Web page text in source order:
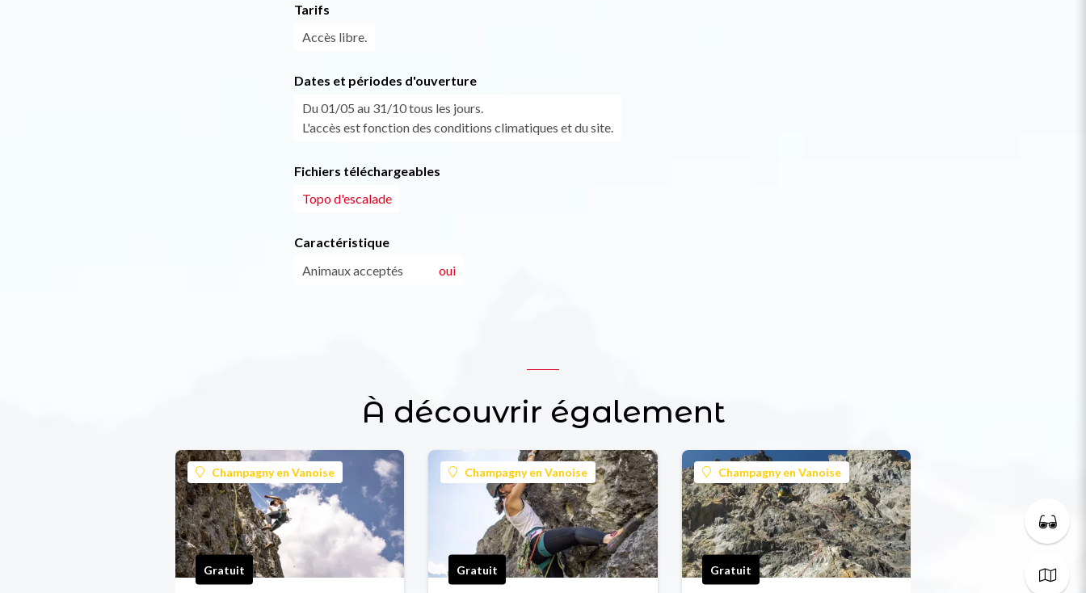
Tarifs
Accès libre.
Dates et périodes d'ouverture
Du 01/05 au 31/10 tous les jours.
L'accès est fonction des conditions climatiques et du site.
Fichiers téléchargeables
Topo d'escalade
Caractéristique
Animaux acceptés
oui
À découvrir également
Champagny en Vanoise
Gratuit
Champagny en Vanoise
Gratuit
Champagny en Vanoise
Gratuit